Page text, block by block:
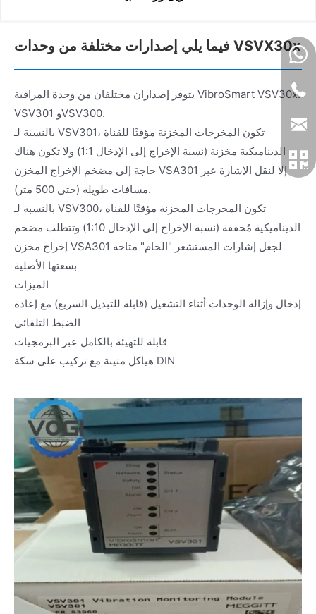
فيما يلي إصدارات مختلفة من وحدات VSVX30x
يتوفر إصداران مختلفان من وحدة المراقبة VibroSmart VSV30x:
VSV301 وVSV300.
بالنسبة لـ VSV301، تكون المخرجات المخزنة مؤقتًا للقناة
الديناميكية مخزنة (نسبة الإخراج إلى الإدخال 1:1) ولا تكون هناك
حاجة إلى مضخم الإخراج المخزن VSA301 إلا لنقل الإشارة عبر
مسافات طويلة (حتى 500 متر).
بالنسبة لـ VSV300، تكون المخرجات المخزنة مؤقتًا للقناة
الديناميكية مُخففة (نسبة الإخراج إلى الإدخال 1:10) وتتطلب مضخم
إخراج مخزن VSA301 لجعل إشارات المستشعر "الخام" متاحة
بسعتها الأصلية
الميزات
إدخال وإزالة الوحدات أثناء التشغيل (قابلة للتبديل السريع) مع إعادة
الضبط التلقائي
قابلة للتهيئة بالكامل عبر البرمجيات
هياكل متينة مع تركيب على سكة DIN